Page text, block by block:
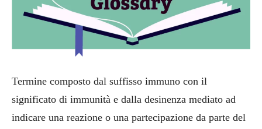
Termine composto dal suffisso immuno con il
significato di immunità e dalla desinenza mediato ad
indicare una reazione o una partecipazione da parte del